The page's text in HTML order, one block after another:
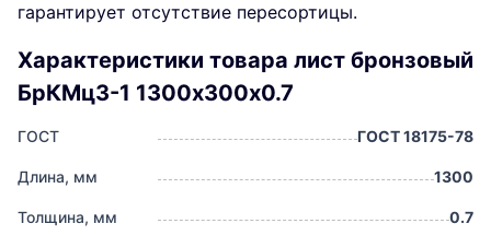
гарантирует отсутствие пересортицы.
Характеристики товара лист бронзовый
БрКМц3-1 1300х300х0.7
ГОСТ ГОСТ 18175-78
Длина, мм 1300
Толщина, мм 0.7